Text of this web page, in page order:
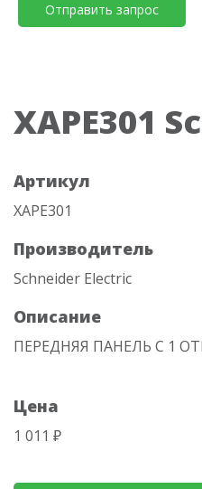
Отправить запрос
XAPE301
Артикул
XAPE301
Производитель
Schneider Electric
Описание
ПЕРЕДНЯЯ ПАНЕЛЬ С 1
Цена
1 011 ₽